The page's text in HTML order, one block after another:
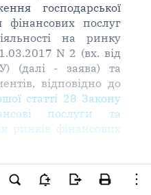
господарської
фінансових послуг
на ринку
N 2 (вх. від
(далі - заява) та
відповідно до
статті 28 Закону
послуги та
ринків фінансових